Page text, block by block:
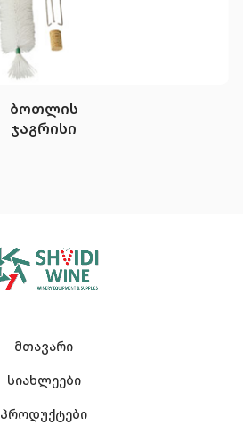
ბოთლის
ჯაგრისი
მთავარი
სიახლეები
პროდუქტები